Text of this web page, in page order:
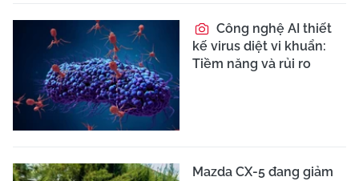
Công nghệ AI thiết
kế virus diệt vi khuẩn:
Tiềm năng và rủi ro
Mazda CX-5 đang giảm